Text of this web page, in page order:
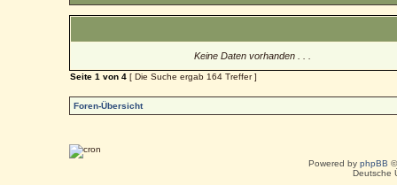
Keine Daten vorhanden . . .
Seite1 von4 [ Die Suche ergab 164 Treffer ]
Foren-Übersicht
Powered by phpBB
Deutsche